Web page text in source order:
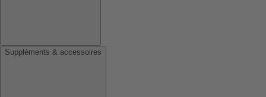
Suppléments & accessoires